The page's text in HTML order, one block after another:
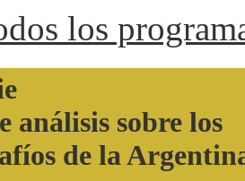
los
análisis sobre los
de la